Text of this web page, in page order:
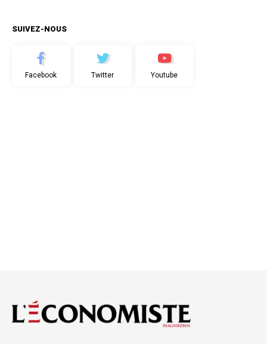
SUIVEZ-NOUS
Facebook Twitter Youtube